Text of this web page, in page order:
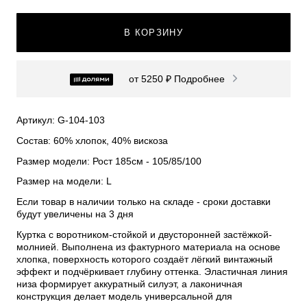
В КОРЗИНУ
от 5250 ₽ Подробнее
Артикул: G-104-103
Состав: 60% хлопок, 40% вискоза
Размер модели: Рост 185см - 105/85/100
Размер на модели: L
Если товар в наличии только на складе - сроки доставки
будут увеличены на 3 дня
Куртка с воротником-стойкой и двусторонней застёжкой-
молнией. Выполнена из фактурного материала на основе
хлопка, поверхность которого создаёт лёгкий винтажный
эффект и подчёркивает глубину оттенка. Эластичная линия
низа формирует аккуратный силуэт, а лаконичная
конструкция делает модель универсальной для